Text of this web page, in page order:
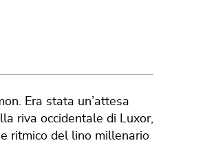
Era stata un’attesa
riva occidentale di Luxor,
ritmico del lino millenario